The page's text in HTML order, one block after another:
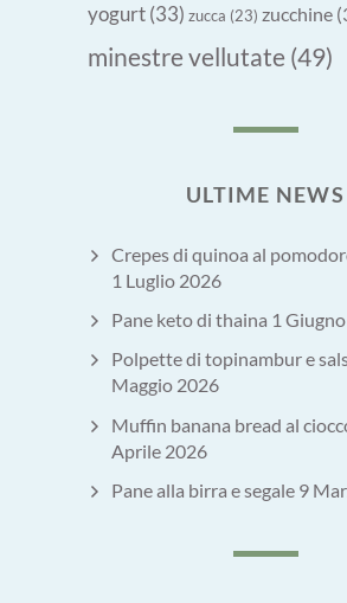
yogurt(33) zucca (23) zucchine
minestre vellutate (49)
ULTIME NEWS
Crepes di quinoa al
1 Luglio 2026
Pane keto di thaina 1
Polpette di topinambur e
Maggio 2026
Muffin banana bread al
Aprile 2026
Pane alla birra e segale 9